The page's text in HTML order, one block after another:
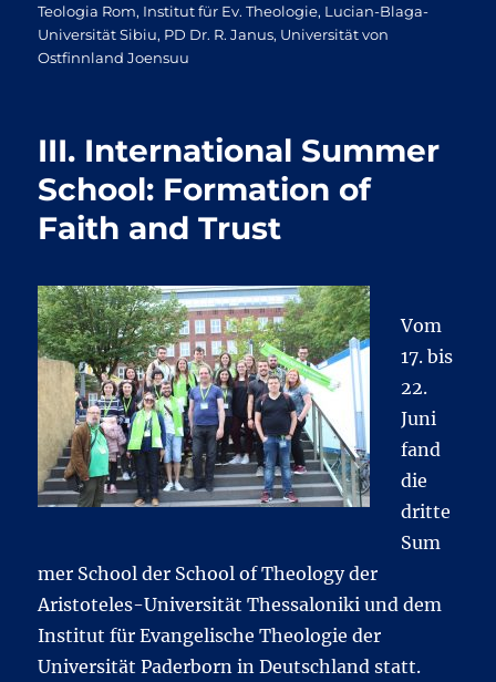
Teologia Rom, Institut für Ev. Theologie, Lucian-Blaga-
Universität Sibiu, PD Dr. R. Janus, Universität von
Ostfinnland Joensuu
III. International Summer
School: Formation of
Faith and Trust
Vom
17. bis
22.
Juni
fand
die
dritte
Sum
mer School der School of Theology der
Aristoteles-Universität Thessaloniki und dem
Institut für Evangelische Theologie der
Universität Paderborn in Deutschland statt.